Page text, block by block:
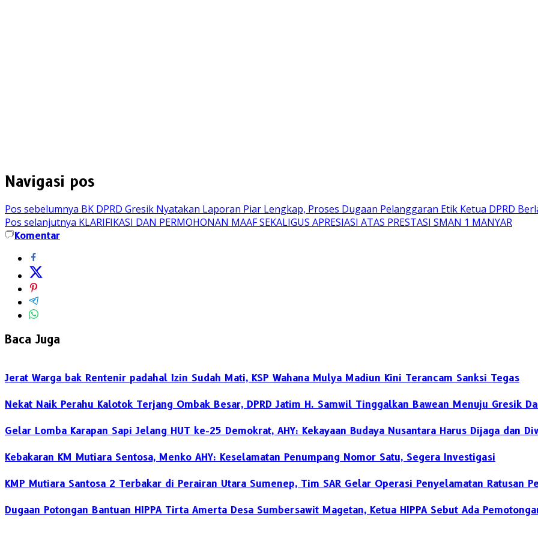
Navigasi pos
Pos sebelumnya BK DPRD Gresik Nyatakan Laporan Piar Lengkap, Proses Dugaan Pelanggaran Etik Ketua DPRD
Pos selanjutnya KLARIFIKASI DAN PERMOHONAN MAAF SEKALIGUS APRESIASI ATAS PRESTASI SMAN 1 MANYAR
Komentar
Baca Juga
Jerat Warga bak Rentenir padahal Izin Sudah Mati, KSP Wahana Mulya Madiun Kini Terancam Sanksi Tegas
Nekat Naik Perahu Kalotok Terjang Ombak Besar, DPRD Jatim H. Samwil Tinggalkan Bawean Menuju Gresik
Gelar Lomba Karapan Sapi Jelang HUT ke-25 Demokrat, AHY: Kekayaan Budaya Nusantara Harus Dijaga dan
Kebakaran KM Mutiara Sentosa, Menko AHY: Keselamatan Penumpang Nomor Satu, Segera Investigasi
KMP Mutiara Santosa 2 Terbakar di Perairan Utara Sumenep, Tim SAR Gelar Operasi Penyelamatan Ratusan
Dugaan Potongan Bantuan HIPPA Tirta Amerta Desa Sumbersawit Magetan, Ketua HIPPA Sebut Ada